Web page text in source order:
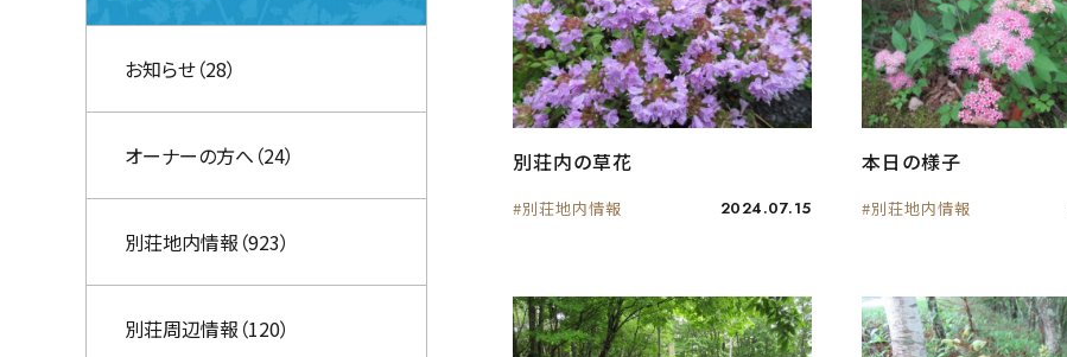
お知らせ（28）
オーナーの方へ（24）
別荘地内情報（923）
別荘周辺情報（120）
別荘内の草花
#別荘地内情報 2024.07.15
本日の様子
#別荘地内情報